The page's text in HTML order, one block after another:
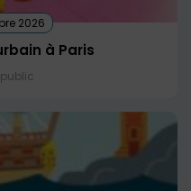
2026
à Paris